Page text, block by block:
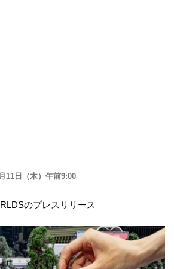
11日（木）午前9:00
のプレスリリース